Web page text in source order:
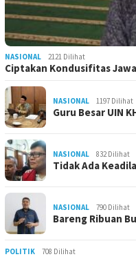
NASIONAL 2121 Dilihat
Ciptakan Kondusifitas
NASIONAL 1197 Dilihat
Guru Besar UIN
NASIONAL 832 Dilihat
Tidak Ada
NASIONAL 790 Dilihat
Bareng Ribuan
POLITIK 708 Dilihat